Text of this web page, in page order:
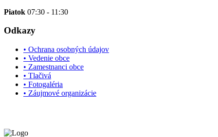
Piatok 07:30 - 11:30
Odkazy
• Ochrana osobných údajov
• Vedenie obce
• Zamestnanci obce
• Tlačivá
• Fotogaléria
• Záujmové organizácie